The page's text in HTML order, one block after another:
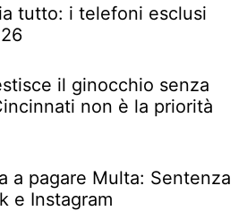
tutto: i telefoni esclusi
il ginocchio senza
non è la priorità
a pagare Multa: Sentenza
e Instagram